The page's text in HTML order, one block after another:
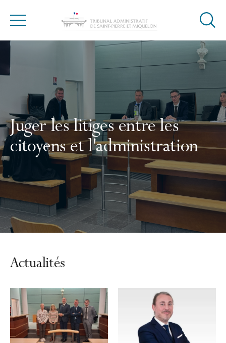
Menu
Ouvrir
de
Accueil
Juger les litiges entre les
citoyens et l'administration
Actualités